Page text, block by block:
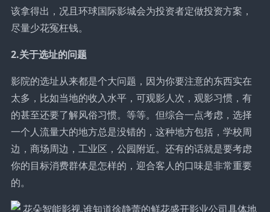
该拿得出，况且环球国际影城会为投资者定做投资方案，
尽量少花冤枉钱。
2.关于选址的问题
影院的选址从来都是个大问题，因为你要注意的东西实在
太多，比如当地的收入水平，可观影人次，观影习惯，有
的甚至还要了解风俗习惯。等等。但综合一点考虑，选择
一个人流量大的地方总是没错的，这种地方包括，学校周
边，商场周边，工业区，公园附近。还有的话就是要考虑
你的目标消费群体是怎样的，迎合客人的口味是非常重要
的。